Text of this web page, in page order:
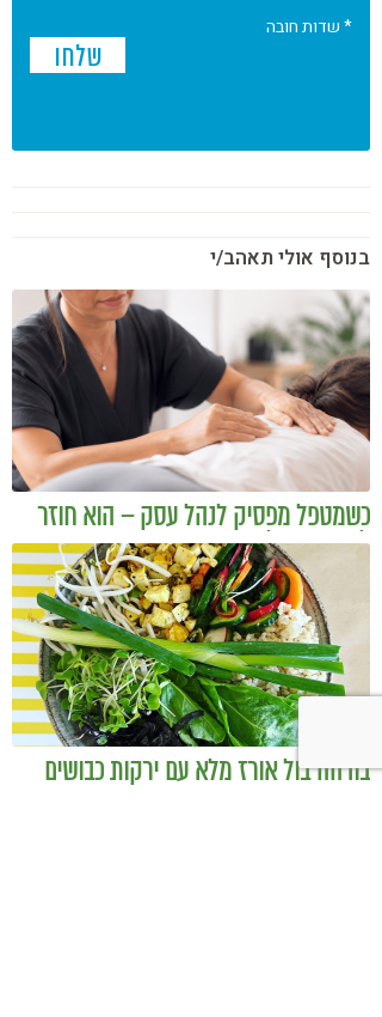
* שדות חובה
בנוסף אולי תאהב/י
כשמטפל מפסיק לנהל עסק – הוא חוזר
להיות מטפל
בודהה בול אורז מלא עם ירקות כבושים